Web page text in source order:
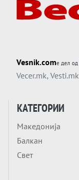
Vesnik.comе дел од
Vecer.mk, Vesti.mk
КАТЕГОРИИ
Македонија
Балкан
Свет